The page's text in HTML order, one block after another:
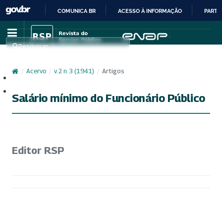
IR
PARA
CONTEÚDO
COMUNICA BR ACESSO À INFORMAÇÃO
Pesquisar
/ Acervo / v. 2 n. 3 (1941) / Artigos
Salário mínimo do Funcionário Público
Editor RSP